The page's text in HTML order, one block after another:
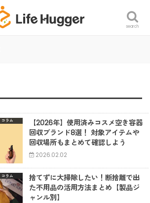
search
コラム
【2026年】使用済みコスメ空き容器
回収ブランド8選！ 対象アイテムや
回収場所もまとめて確認しよう
2026.02.02
コラム
捨てずに大掃除したい！断捨離で出
た不用品の活用方法まとめ【製品ジ
ャンル別】